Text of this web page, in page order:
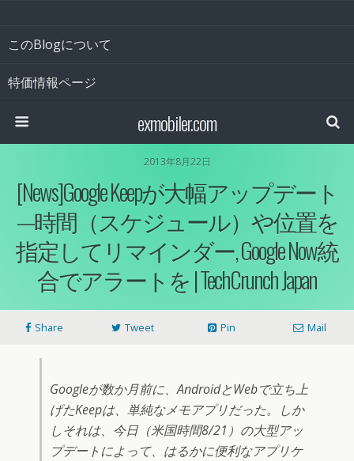
このBlogについて
特価情報ページ
exmobiler.com
2013年8月22日
[News]Google Keepが大幅アップデート
—時間（スケジュール）や位置を
指定してリマインダー, Google Now統
合でアラートを | TechCrunch Japan
Share Tweet Pin Mail
Googleが数か月前に、AndroidとWebで立ち上
げたKeepは、単純なメモアプリだった。しか
しそれは、今日（米国時間8/21）の大型アッ
プデートによって、はるかに便利なアプリケ